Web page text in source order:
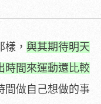
， 與其期待明天
時間來運動還比較
間做自己想做的事